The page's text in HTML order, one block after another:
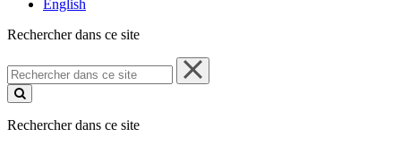
English
Rechercher dans ce site
Rechercher
dans
ce
Rechercher dans ce site